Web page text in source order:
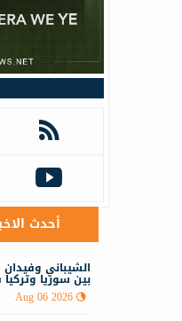
أحدث
الشيباني
بين سوريا
Aug 06 2026